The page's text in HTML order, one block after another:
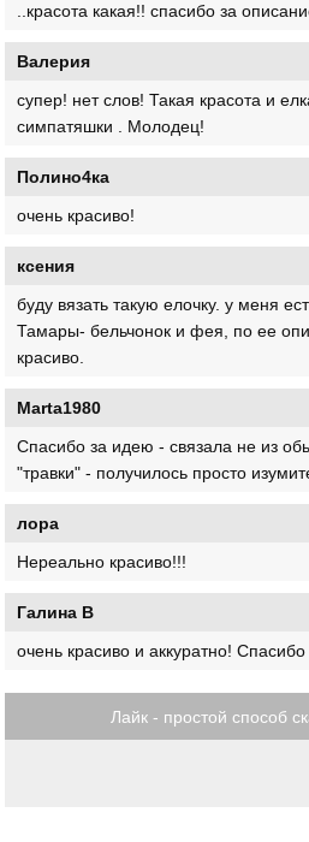
..красота какая!! спасибо за
Валерия
супер! нет слов! Такая красота и
симпатяшки . Молодец!
Полино4ка
очень красиво!
ксения
буду вязать такую елочку. у меня
Тамары- бельчонок и фея, по ее
красиво.
Marta1980
Спасибо за идею - связала не из
"травки" - получилось просто
лора
Нереально красиво!!!
Галина В
очень красиво и аккуратно!
Лайк - простой способ